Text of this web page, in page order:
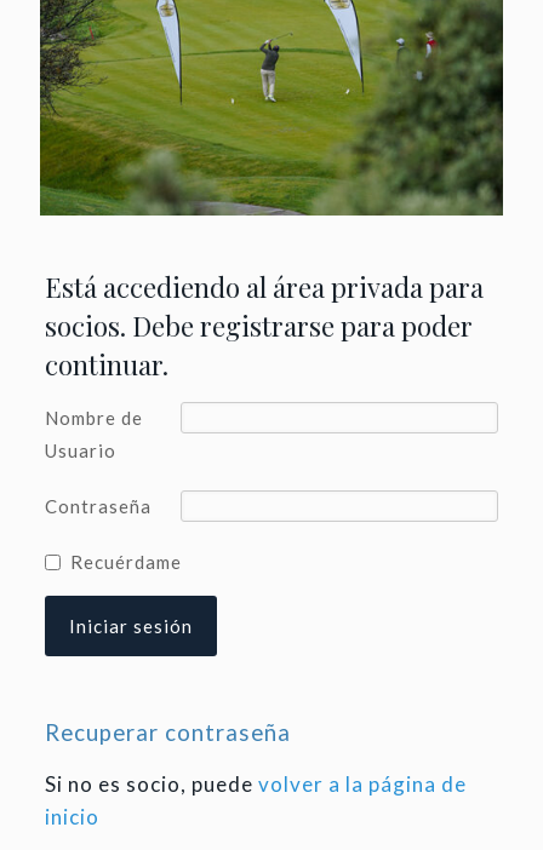
Está accediendo al área privada para
socios. Debe registrarse para poder
continuar.
Nombre de
Usuario
Contraseña
Recuérdame
Recuperar contraseña
Si no es socio, puede volver a la página de
inicio